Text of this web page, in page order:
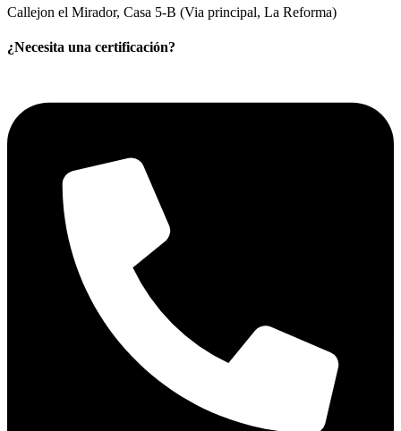
Callejon el Mirador, Casa 5-B (Via principal, La Reforma)
¿Necesita una certificación?